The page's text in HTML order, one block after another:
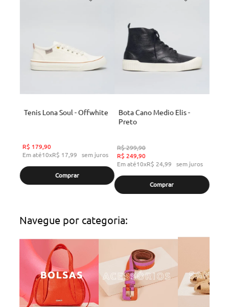
Tenis Lona Soul - Offwhite
R$ 179,90
Em até10xR$ 17,99 sem juros
Comprar
Bota Cano Medio Elis -
Preto
R$299,90
R$ 249,90
Em até10xR$ 24,99 sem juros
Comprar
Navegue por categoria: